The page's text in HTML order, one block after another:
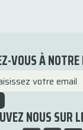
VOUS À
NOUS SUR